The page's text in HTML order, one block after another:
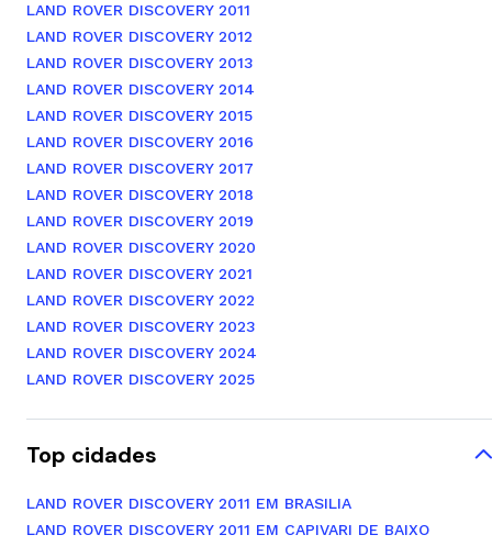
LAND ROVER DISCOVERY 2011
LAND ROVER DISCOVERY 2012
LAND ROVER DISCOVERY 2013
LAND ROVER DISCOVERY 2014
LAND ROVER DISCOVERY 2015
LAND ROVER DISCOVERY 2016
LAND ROVER DISCOVERY 2017
LAND ROVER DISCOVERY 2018
LAND ROVER DISCOVERY 2019
LAND ROVER DISCOVERY 2020
LAND ROVER DISCOVERY 2021
LAND ROVER DISCOVERY 2022
LAND ROVER DISCOVERY 2023
LAND ROVER DISCOVERY 2024
LAND ROVER DISCOVERY 2025
Top cidades
LAND ROVER DISCOVERY 2011 EM BRASILIA
LAND ROVER DISCOVERY 2011 EM CAPIVARI DE BAIXO